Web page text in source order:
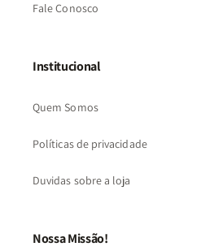
Fale Conosco
Institucional
Quem Somos
Políticas de privacidade
Duvidas sobre a loja
Nossa Missão!